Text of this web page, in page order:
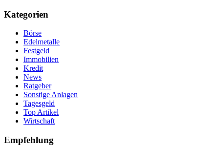
Kategorien
Börse
Edelmetalle
Festgeld
Immobilien
Kredit
News
Ratgeber
Sonstige Anlagen
Tagesgeld
Top Artikel
Wirtschaft
Empfehlung